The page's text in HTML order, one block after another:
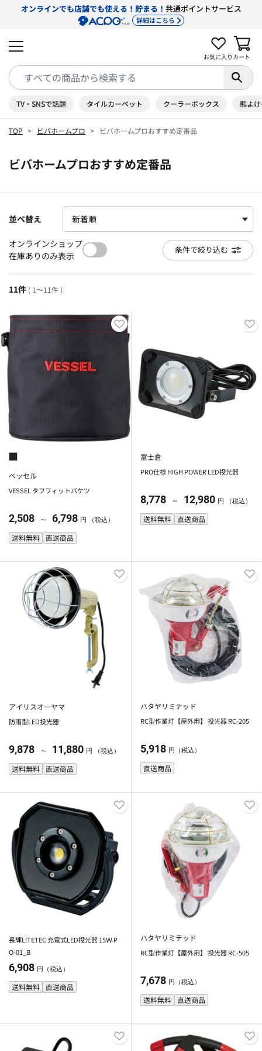
オンラインでも店舗でも使える！貯まる！ 共通ポイントサービス
詳細はこちら
お気に入り カート
TV・SNSで話題 タイルカーペット クーラーボックス 熊よ
TOP ビバホームプロ ビバホームプロおすすめ定番品
ビバホームプロおすすめ定番品
並べ替え
オンラインショップ
在庫ありのみ表示
条件で絞り込む
11件 ( 1～11件 )
ベッセル
VESSEL タフフィットバケツ
2,508 ～ 6,798 円 （税込）
送料無料 直送商品
富士倉
PRO仕様 HIGH POWER LED投光器
8,778 ～ 12,980 円 （税込）
送料無料 直送商品
アイリスオーヤマ
防雨型LED投光器
9,878 ～ 11,880 円 （税込）
送料無料 直送商品
ハタヤリミテッド
RC型作業灯【屋外用】 投光器 RC-205
5,918 円（税込）
直送商品
長輝LITETEC 充電式LED投光器 15Ｗ P
O-01_B
6,908 円（税込）
送料無料 直送商品
ハタヤリミテッド
RC型作業灯【屋外用】 投光器 RC-505
7,678 円（税込）
送料無料 直送商品